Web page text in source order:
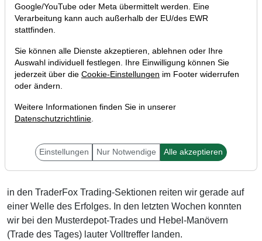
in den TraderFox Trading-Sektionen reiten wir gerade auf
einer Welle des Erfolges. In den letzten Wochen konnten
wir bei den Musterdepot-Trades und Hebel-Manövern
(Trade des Tages) lauter Volltreffer landen.
Google/YouTube oder Meta übermittelt werden. Eine
Verarbeitung kann auch außerhalb der EU/des EWR
stattfinden.
Sie können alle Dienste akzeptieren, ablehnen oder Ihre
Auswahl individuell festlegen. Ihre Einwilligung können Sie
jederzeit über die Cookie-Einstellungen im Footer widerrufen
oder ändern.
Weitere Informationen finden Sie in unserer
Datenschutzrichtlinie.
Einstellungen Nur Notwendige Alle akzeptieren